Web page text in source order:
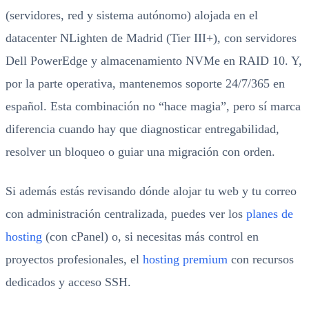
(servidores, red y sistema autónomo) alojada en el
datacenter NLighten de Madrid (Tier III+), con servidores
Dell PowerEdge y almacenamiento NVMe en RAID 10. Y,
por la parte operativa, mantenemos soporte 24/7/365 en
español. Esta combinación no “hace magia”, pero sí marca
diferencia cuando hay que diagnosticar entregabilidad,
resolver un bloqueo o guiar una migración con orden.
Si además estás revisando dónde alojar tu web y tu correo
con administración centralizada, puedes ver los planes de
hosting (con cPanel) o, si necesitas más control en
proyectos profesionales, el hosting premium con recursos
dedicados y acceso SSH.